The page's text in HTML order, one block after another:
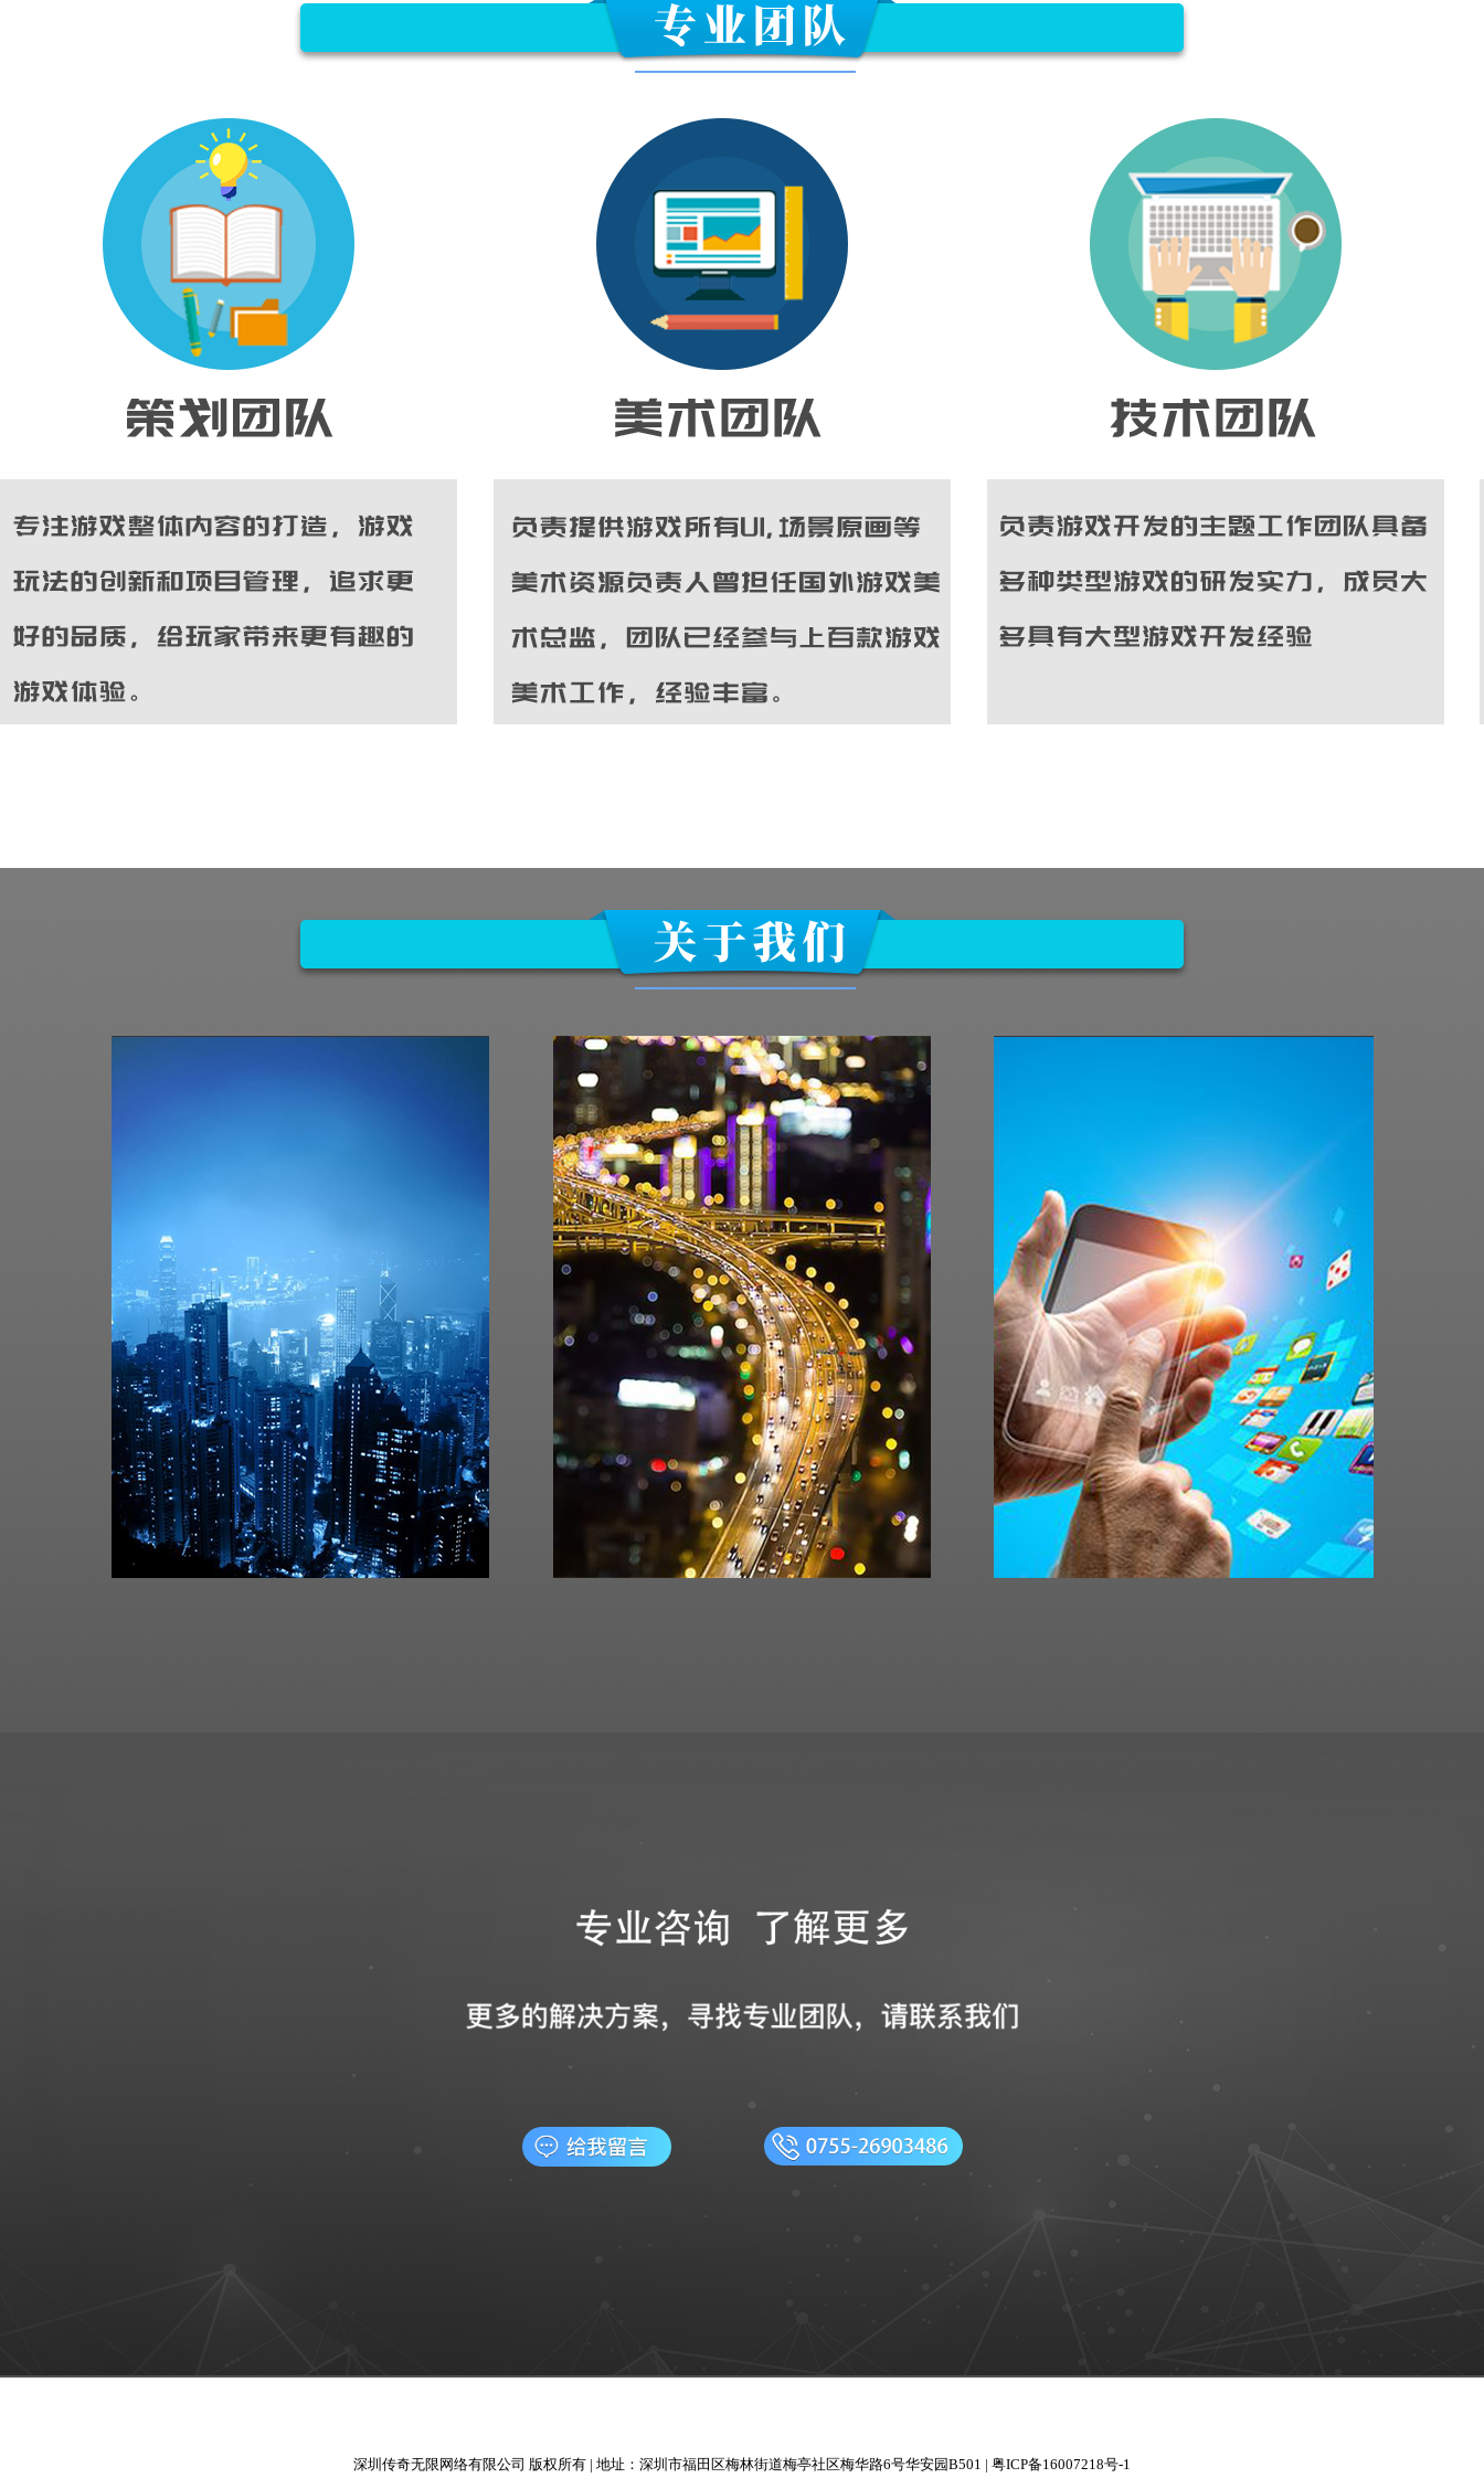
深圳传奇无限网络有限公司 版权所有 | 地址：深圳市福田区梅林街道梅亭社区梅华路6号华安园B501 | 粤ICP备16007218号-1